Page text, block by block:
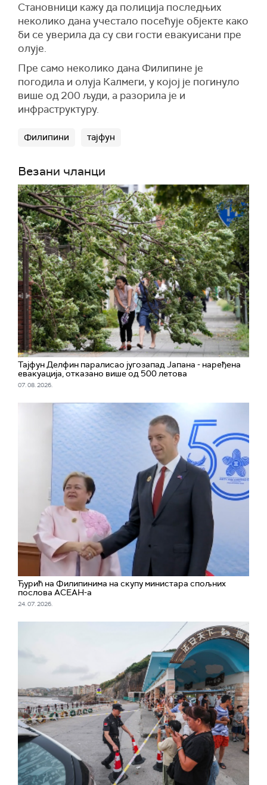
Становници кажу да полиција последњих
неколико дана учестало посећује објекте како
би се уверила да су сви гости евакуисани пре
олује.
Пре само неколико дана Филипине је
погодила и олуја Калмеги, у којој је погинуло
више од 200 људи, а разорила је и
инфраструктуру.
Филипини тајфун
Везани чланци
Тајфун Делфин паралисао југозапад Јапана - наређена
евакуација, отказано више од 500 летова
07. 08. 2026.
Ђурић на Филипинима на скупу министара спољних
послова АСЕАН-а
24. 07. 2026.